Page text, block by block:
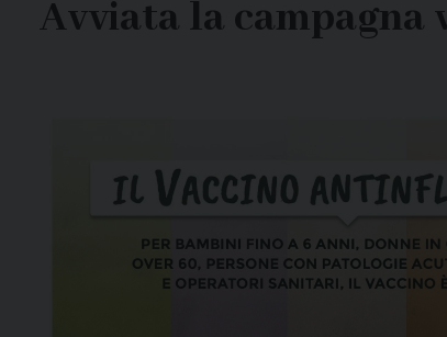
Avviata la campagna